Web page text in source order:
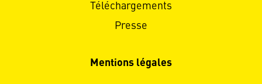
Téléchargements
Presse
Mentions légales